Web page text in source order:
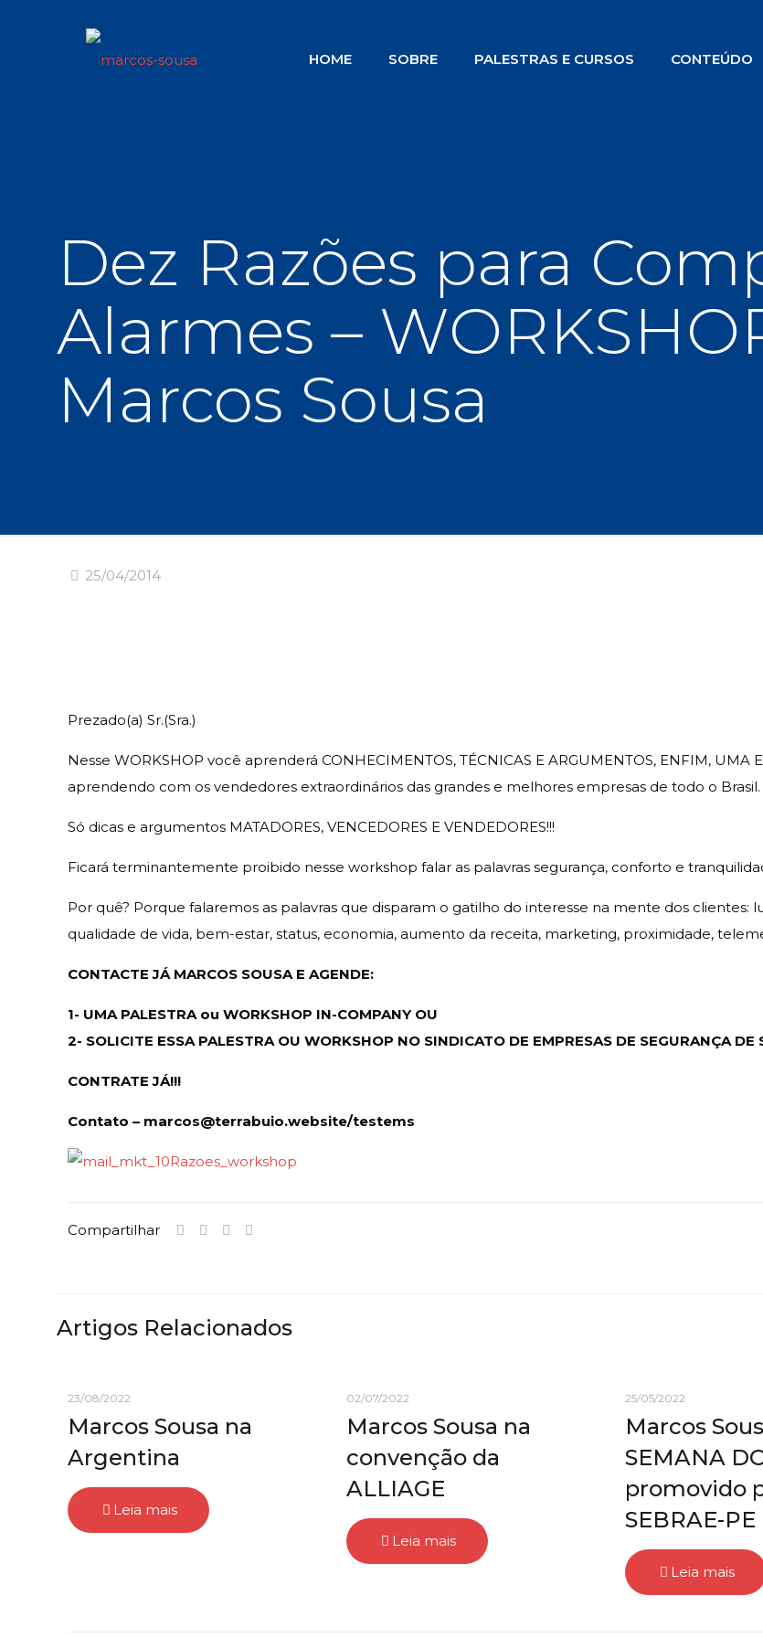
HOME SOBRE PALESTRAS E CURSOS CONTEÚDO
Dez Razões para
Alarmes –
Marcos Sousa
25/04/2014
Prezado(a) Sr.(Sra.)
Nesse WORKSHOP você aprenderá CONHECIMENTOS, TÉCNICAS E ARGUMENTOS, ENFIM, UMA
aprendendo com os vendedores extraordinários das grandes e melhores empresas de todo o Brasil.
Só dicas e argumentos MATADORES, VENCEDORES E VENDEDORES!!!
Ficará terminantemente proibido nesse workshop falar as palavras segurança, conforto e
Por quê? Porque falaremos as palavras que disparam o gatilho do interesse na mente dos clientes:
qualidade de vida, bem-estar, status, economia, aumento da receita, marketing, proximidade,
CONTACTE JÁ MARCOS SOUSA E AGENDE:
1- UMA PALESTRA ou WORKSHOP IN-COMPANY OU
2- SOLICITE ESSA PALESTRA OU WORKSHOP NO SINDICATO DE EMPRESAS DE SEGURANÇA DE
CONTRATE JÁ!!!
Contato – marcos@terrabuio.website/testems
Compartilhar
Artigos Relacionados
23/08/2022
Marcos Sousa na
Argentina
Leia mais
02/07/2022
Marcos Sousa na
convenção da
ALLIAGE
Leia mais
25/05/2022
Marcos
SEMANA
promovido
SEBRAE-PE
Leia mais